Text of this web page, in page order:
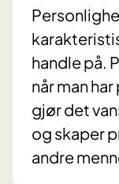
handle på.
når man
gjør det
og skaper
andre